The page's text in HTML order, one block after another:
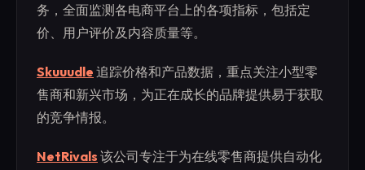
务，全面监测各电商平台上的各项指标，包括定
价、用户评价及内容质量等。
Skuuudle 追踪价格和产品数据，重点关注小型零
售商和新兴市场，为正在成长的品牌提供易于获取
的竞争情报。
NetRivals 该公司专注于为在线零售商提供自动化